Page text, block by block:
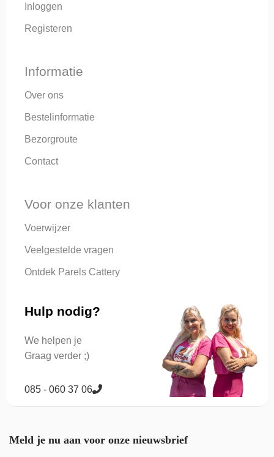
Inloggen
Registeren
Informatie
Over ons
Bestelinformatie
Bezorgroute
Contact
Voor onze klanten
Voerwijzer
Veelgestelde vragen
Ontdek Parels Cattery
Hulp nodig?
We helpen je
Graag verder ;)
085 - 060 37 06
Meld je nu aan voor onze nieuwsbrief